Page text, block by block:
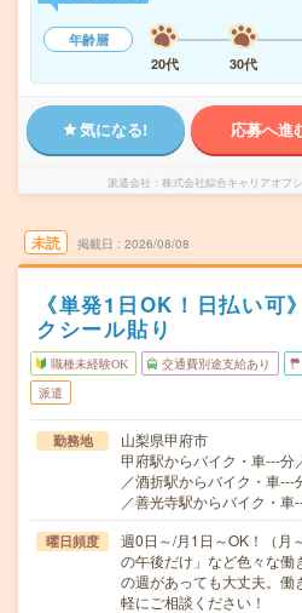
年齢層
20代
30代
気になる! 応募へ進
派遣会社 株式会社綜合キャリアオプ
未読 掲載日 2026/08/08
《単発1日OK！日払い可
クシール貼り
職種未経験OK 交通費別途支給あり
派遣
勤務地
山梨県甲府市
甲府駅からバイク・車---分
／酒折駅からバイク・車
／善光寺駅からバイク・車
曜日頻度
週0日～/月1日～OK！（
の午後だけ」など色々な
の週があっても大丈夫。働
軽にご相談ください！